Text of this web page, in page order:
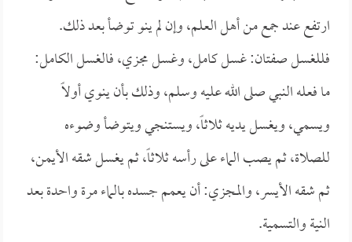
ارتفع عند جمع من أهل العلم، وإن لم ينو توضأ بعد ذلك.
فللغسل صفتان: غسل كامل، وغسل مجزي، فالغسل الكامل:
ما فعله النبي صلى الله عليه وسلم، وذلك بأن ينوي أولاً
ويسمي، ويغسل يديه ثلاثاً، ويستنجي ويتوضأ وضوءه
للصلاة، ثم يصب الماء على رأسه ثلاثاً، ثم يغسل شقه الأيمن،
ثم شقه الأيسر، والمجزي: أن يعمم جسده بالماء مرة واحدة بعد
النية والتسمية.